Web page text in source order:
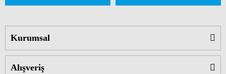
Kurumsal
Alışveriş